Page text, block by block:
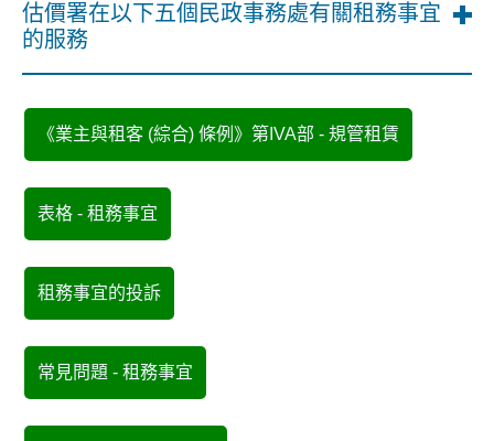
估價署在以下五個民政事務處有關租務事宜
的服務
《業主與租客 (綜合) 條例》第IVA部 - 規管租賃
表格 - 租務事宜
租務事宜的投訴
常見問題 - 租務事宜